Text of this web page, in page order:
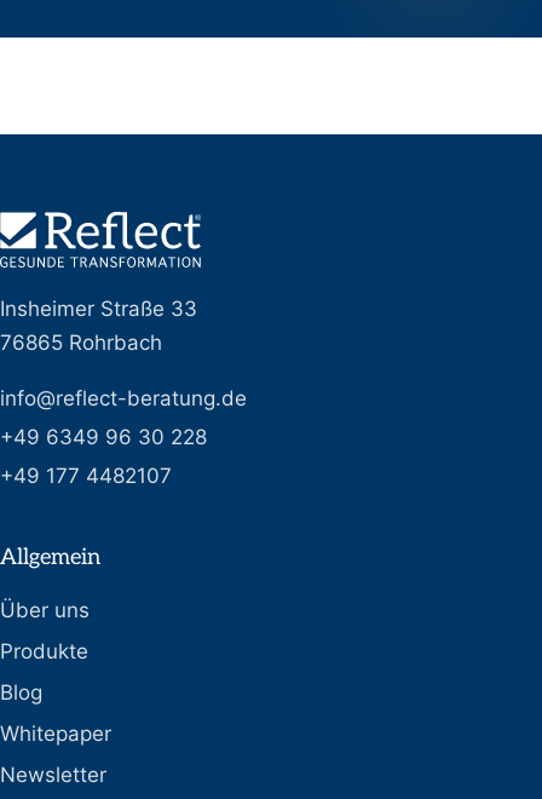
Insheimer Straße 33
76865 Rohrbach
info@reflect-beratung.de
+49 6349 96 30 228
+49 177 4482107
Allgemein
Über uns
Produkte
Blog
Whitepaper
Newsletter